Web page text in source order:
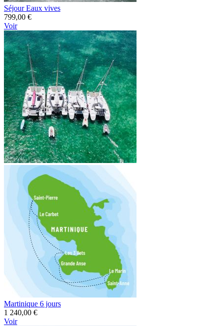
Séjour Eaux vives
799,00 €
Voir
Martinique 6 jours
1 240,00 €
Voir